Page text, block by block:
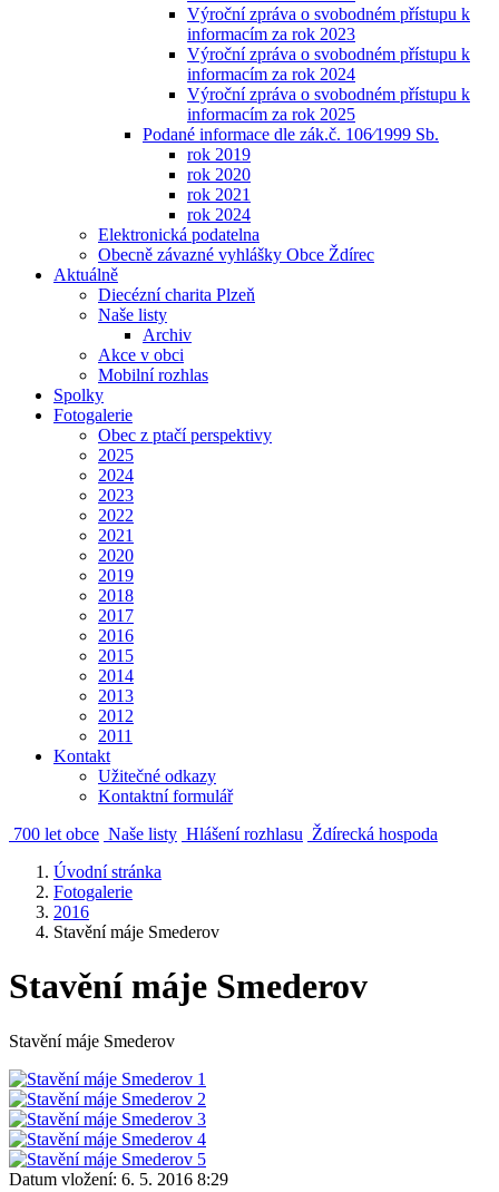
Výroční zpráva o svobodném přístupu k
informacím za rok 2023
Výroční zpráva o svobodném přístupu k
informacím za rok 2024
Výroční zpráva o svobodném přístupu k
informacím za rok 2025
Podané informace dle zák.č. 106⁄1999 Sb.
rok 2019
rok 2020
rok 2021
rok 2024
Elektronická podatelna
Obecně závazné vyhlášky Obce Ždírec
Aktuálně
Diecézní charita Plzeň
Naše listy
Archiv
Akce v obci
Mobilní rozhlas
Spolky
Fotogalerie
Obec z ptačí perspektivy
2025
2024
2023
2022
2021
2020
2019
2018
2017
2016
2015
2014
2013
2012
2011
Kontakt
Užitečné odkazy
Kontaktní formulář
700 let obce Naše listy Hlášení rozhlasu Ždírecká hospoda
Úvodní stránka
Fotogalerie
2016
Stavění máje Smederov
Stavění máje Smederov
Stavění máje Smederov
Datum vložení: 6. 5. 2016 8:29